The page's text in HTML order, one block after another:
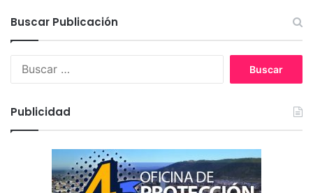
Buscar Publicación
:
Publicidad